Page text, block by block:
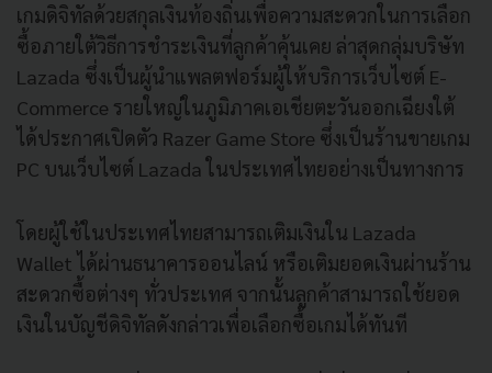
เกมดิจิทัลด้วยสกุลเงินท้องถิ่นเพื่อความสะดวกในการเลือก
ซื้อภายใต้วิธีการชำระเงินที่ลูกค้าคุ้นเคย ล่าสุดกลุ่มบริษัท
Lazada ซึ่งเป็นผู้นำแพลตฟอร์มผู้ให้บริการเว็บไซต์ E-
Commerce รายใหญ่ในภูมิภาคเอเชียตะวันออกเฉียงใต้
ได้ประกาศเปิดตัว Razer Game Store ซึ่งเป็นร้านขายเกม
PC บนเว็บไซต์ Lazada ในประเทศไทยอย่างเป็นทางการ
โดยผู้ใช้ในประเทศไทยสามารถเติมเงินใน Lazada
Wallet ได้ผ่านธนาคารออนไลน์ หรือเติมยอดเงินผ่านร้าน
สะดวกซื้อต่างๆ ทั่วประเทศ จากนั้นลูกค้าสามารถใช้ยอด
เงินในบัญชีดิจิทัลดังกล่าวเพื่อเลือกซื้อเกมได้ทันที